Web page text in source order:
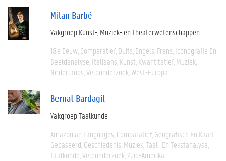
Milan Barbé
Vakgroep Kunst-, Muziek- en Theaterwetenschappen
18e Eeuw Comparatief Duits Engels Frans Iconografie En
Beeldanalyse Italiaans Kunst Kwantitatief Muziek
Nederlands Veldonderzoek West-Europa
Bernat Bardagil
Vakgroep Taalkunde
Amazonian Languages Comparatief Geografisch En Kaart
Gebaseerd Geschiedenis Muziek Taal- En Tekstanalyse
Taalkunde Veldonderzoek Zuid-Amerika